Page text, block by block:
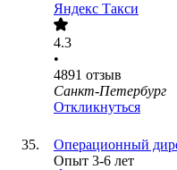
Яндекс Такси
4.3
•
4891 отзыв
Санкт-Петербург
Откликнуться
Операционный
Опыт 3-6 лет